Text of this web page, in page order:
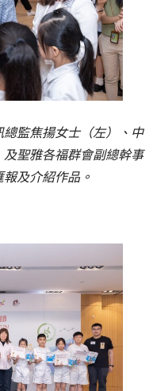
監焦揚女士（左）、中
聖雅各福群會副總幹事
及介紹作品。